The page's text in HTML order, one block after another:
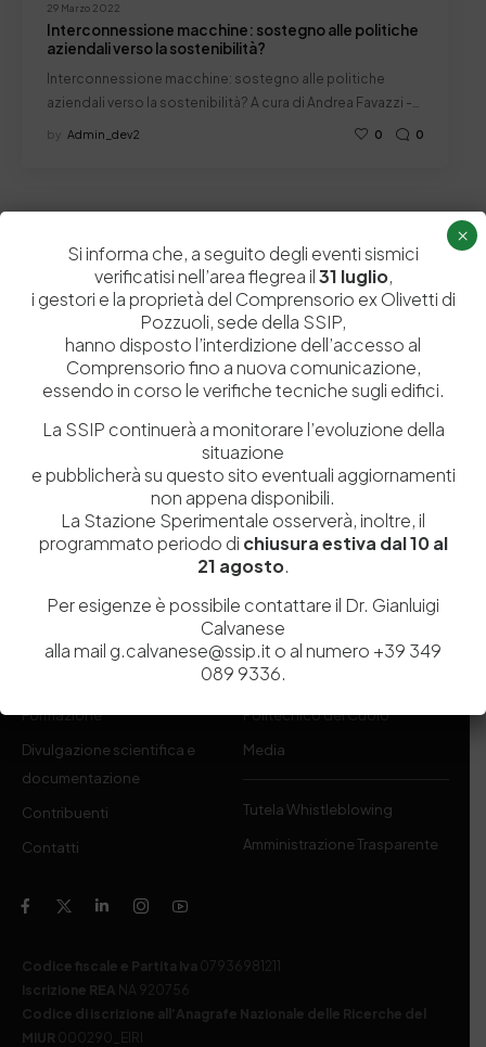
29 Marzo 2022
Interconnessione macchine: sostegno alle politiche
aziendali verso la sostenibilità?
Interconnessione macchine: sostegno alle politiche
aziendali verso la sostenibilità? A cura di Andrea Favazzi -…
by Admin_dev2 0 0
Sperimentale per l’Industria delle Pelli e delle materie concianti
(SSIP) è un Organismo di Ricerca Nazionale delle Camere di
Commercio di Napoli, Toscana Nord-Ovest e Vicenza.
081 597 91 00 ssip@ssip.it
Chi siamo
Servizi
Formazione
Divulgazione scientifica e
documentazione
Contribuenti
Contatti
Laboratori
Dipartimenti di ricerca
Biblioteca
Politecnico del Cuoio
Media
Tutela Whistleblowing
Amministrazione Trasparente
Codice fiscale e Partita Iva 07936981211
Iscrizione REA NA 920756
Codice di iscrizione all’Anagrafe Nazionale delle Ricerche del
MIUR 000290_EIRI
Si informa che, a seguito degli eventi sismici
verificatisi nell’area flegrea il31 luglio,
i gestori e la proprietà del Comprensorio ex Olivetti di
Pozzuoli, sede della SSIP,
hanno disposto l’interdizione dell’accesso al
Comprensorio fino a nuova comunicazione,
essendo in corso le verifiche tecniche sugli edifici.
La SSIP continuerà a monitorare l’evoluzione della
situazione
e pubblicherà su questo sito eventuali aggiornamenti
non appena disponibili.
La Stazione Sperimentale osserverà, inoltre, il
programmato periodo di chiusura estiva dal 10 al
21 agosto.
Per esigenze è possibile contattare il Dr. Gianluigi
Calvanese
alla mail g.calvanese@ssip.it o al numero +39 349
089 9336.
×